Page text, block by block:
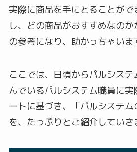
実際に商品を手にとることがで
し、どの商品がおすすめなの
の参考になり、助かっちゃいま
ここでは、日頃からパルシステ
んでいるパルシステム職員に実
ートに基づき、「パルシステム
を、たっぷりとご紹介していき